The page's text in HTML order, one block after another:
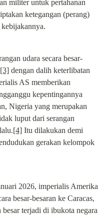
militer untuk pertahanan
ketegangan (perang)
kebijakannya.
udara secara besar-
[3] dengan dalih keterlibatan
AS memberikan
kepentingannya
Nigeria yang merupakan
luput dari serangan
[4] Itu dilakukan demi
gerakan kelompok
2026, imperialis Amerika
besar-besaran ke Caracas,
terjadi di ibukota negara